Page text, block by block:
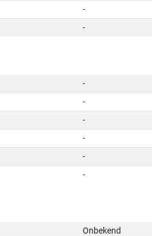
-
-
-
-
-
-
-
-
Onbekend